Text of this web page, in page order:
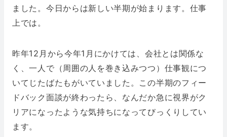
ました。今日からは新しい半期が始まります。仕事
上では。
昨年12月から今年1月にかけては、会社とは関係な
く、一人で（周囲の人を巻き込みつつ）仕事観につ
いてじたばたもがいていました。この半期のフィー
ドバック面談が終わったら、なんだか急に視界がク
リアになったような気持ちになってびっくりしてい
ます。